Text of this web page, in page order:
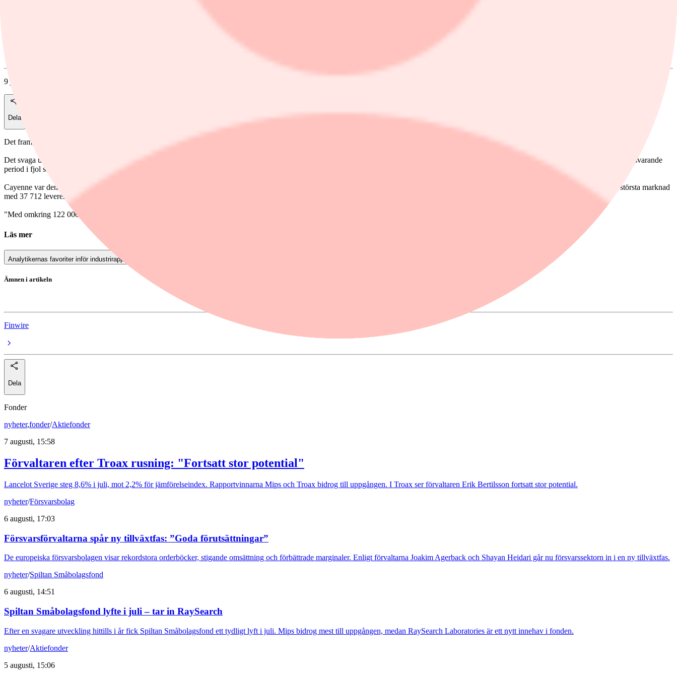
9 juli, 09:32
Dela
Det framgår av ett pressmeddelande.
Det svaga utfallet uppges vara i linje med förväntningarna och förklaras främst av att produktionen av den bensindrivna 718-modellen har upphört, den starka efterfrågan på eldrivna Macan under motsvarande
period i fjol samt att skatteincitament för el- och hybridbilar i USA har löpt ut.
Cayenne var den mest levererade modellserien med 38 141 bilar, medan 911 fortsatte att utvecklas starkt med en leveransökning på 19 procent till 30 534 bilar. Nordamerika var fortsatt Porschesstörsta marknad
med 37 712 levererade bilar.
"Med omkring 122 000 kundleveranser under första halvåret 2026 ligger vi under samma period i fjol, men i linje med våra förväntningar", säger försäljningschefen Matthias Becker.
Läs mer
Analytikernas favoriter inför industrirapporterna
Ämnen i artikeln
Finwire
Dela
Fonder
nyheter,fonder/Aktiefonder
7 augusti, 15:58
Förvaltaren efter Troax rusning: "Fortsatt stor potential"
Lancelot Sverige steg 8,6% i juli, mot 2,2% för jämförelseindex. Rapportvinnarna Mips och Troax bidrog till uppgången. I Troax ser förvaltaren Erik Bertilsson fortsatt stor potential.
nyheter/Försvarsbolag
6 augusti, 17:03
Försvarsförvaltarna spår ny tillväxtfas: ”Goda förutsättningar”
De europeiska försvarsbolagen visar rekordstora orderböcker, stigande omsättning och förbättrade marginaler. Enligt förvaltarna Joakim Agerback och Shayan Heidari går nu försvarssektorn in i en ny tillväxtfas.
nyheter/Spiltan Småbolagsfond
6 augusti, 14:51
Spiltan Småbolagsfond lyfte i juli – tar in RaySearch
Efter en svagare utveckling hittills i år fick Spiltan Småbolagsfond ett tydligt lyft i juli. Mips bidrog mest till uppgången, medan RaySearch Laboratories är ett nytt innehav i fonden.
nyheter/Aktiefonder
5 augusti, 15:06